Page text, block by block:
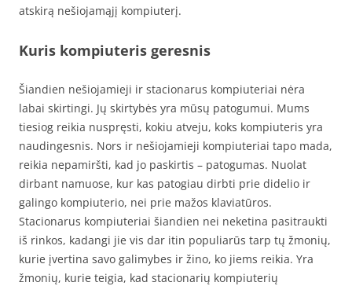
atskirą nešiojamąjį kompiuterį.
Kuris kompiuteris geresnis
Šiandien nešiojamieji ir stacionarus kompiuteriai nėra
labai skirtingi. Jų skirtybės yra mūsų patogumui. Mums
tiesiog reikia nuspręsti, kokiu atveju, koks kompiuteris yra
naudingesnis. Nors ir nešiojamieji kompiuteriai tapo mada,
reikia nepamiršti, kad jo paskirtis – patogumas. Nuolat
dirbant namuose, kur kas patogiau dirbti prie didelio ir
galingo kompiuterio, nei prie mažos klaviatūros.
Stacionarus kompiuteriai šiandien nei neketina pasitraukti
iš rinkos, kadangi jie vis dar itin populiarūs tarp tų žmonių,
kurie įvertina savo galimybes ir žino, ko jiems reikia. Yra
žmonių, kurie teigia, kad stacionarių kompiuterių